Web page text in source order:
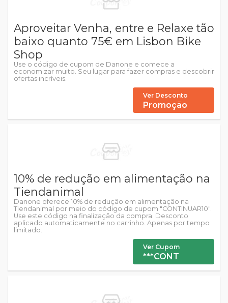
Aproveitar Venha, entre e Relaxe tão
baixo quanto 75€ em Lisbon Bike
Shop
Use o código de cupom de Danone e comece a
economizar muito. Seu lugar para fazer compras e descobrir
ofertas incríveis.
Ver Desconto
Promoção
10% de redução em alimentação na
Tiendanimal
Danone oferece 10% de redução em alimentação na
Tiendanimal por meio do código de cupom "CONTINUAR10".
Use este código na finalização da compra. Desconto
aplicado automaticamente no carrinho. Apenas por tempo
limitado.
Ver Cupom
***CONT